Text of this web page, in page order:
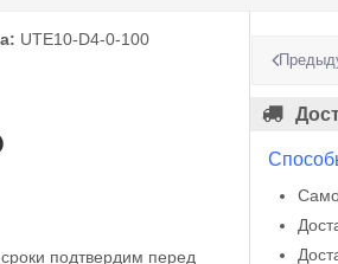
UTE10-D4-0-100
подтвердим перед